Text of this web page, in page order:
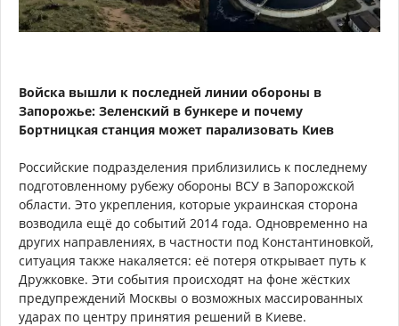
Войска вышли к последней линии обороны в
Запорожье: Зеленский в бункере и почему
Бортницкая станция может парализовать Киев
Российские подразделения приблизились к последнему
подготовленному рубежу обороны ВСУ в Запорожской
области. Это укрепления, которые украинская сторона
возводила ещё до событий 2014 года. Одновременно на
других направлениях, в частности под Константиновкой,
ситуация также накаляется: её потеря открывает путь к
Дружковке. Эти события происходят на фоне жёстких
предупреждений Москвы о возможных массированных
ударах по центру принятия решений в Киеве.